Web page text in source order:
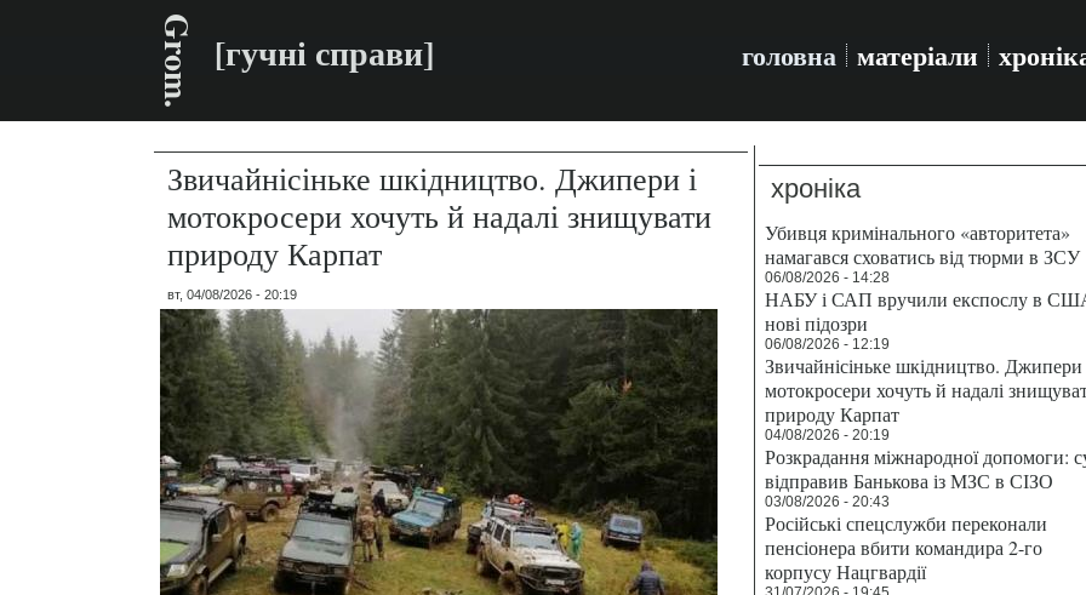
Grom. [гучні справи] головна матеріали
Звичайнісіньке шкідництво. Джипери і
мотокросери хочуть й надалі знищувати
природу Карпат
вт, 04/08/2026 - 20:19
хроніка
Убивця кримінального «авторитета»
намагався сховатись від тюрми в ЗСУ
06/08/2026 - 14:28
НАБУ і САП вручили експослу в
нові підозри
06/08/2026 - 12:19
Звичайнісіньке шкідництво. Джипери
мотокросери хочуть й надалі
природу Карпат
04/08/2026 - 20:19
Розкрадання міжнародної допомоги:
відправив Банькова із МЗС в СІЗО
03/08/2026 - 20:43
Російські спецслужби переконали
пенсіонера вбити командира 2-го
корпусу Нацгвардії